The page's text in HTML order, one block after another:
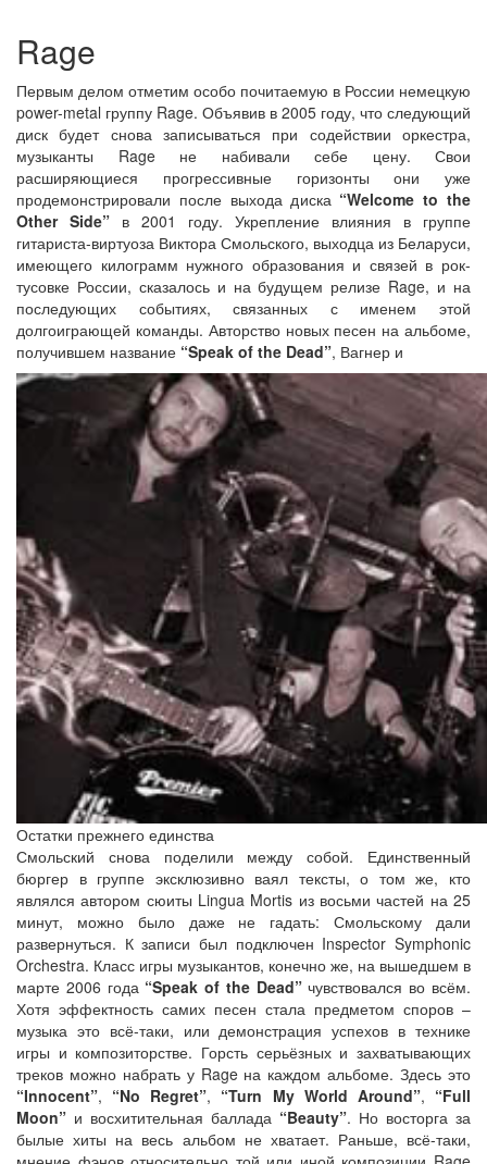
Rage
Первым делом отметим особо почитаемую в России немецкую
power-metal группу Rage. Объявив в 2005 году, что следующий
диск будет снова записываться при содействии оркестра,
музыканты Rage не набивали себе цену. Свои
расширяющиеся прогрессивные горизонты они уже
продемонстрировали после выхода диска “Welcome to the
Other Side” в 2001 году. Укрепление влияния в группе
гитариста-виртуоза Виктора Смольского, выходца из Беларуси,
имеющего килограмм нужного образования и связей в рок-
тусовке России, сказалось и на будущем релизе Rage, и на
последующих событиях, связанных с именем этой
долгоиграющей команды. Авторство новых песен на альбоме,
получившем название “Speak of the Dead”, Вагнер и
Остатки прежнего единства
Смольский снова поделили между собой. Единственный
бюргер в группе эксклюзивно ваял тексты, о том же, кто
являлся автором сюиты Lingua Mortis из восьми частей на 25
минут, можно было даже не гадать: Смольскому дали
развернуться. К записи был подключен Inspector Symphonic
Orchestra. Класс игры музыкантов, конечно же, на вышедшем в
марте 2006 года “Speak of the Dead”чувствовался во всём.
Хотя эффектность самих песен стала предметом споров –
музыка это всё-таки, или демонстрация успехов в технике
игры и композиторстве. Горсть серьёзных и захватывающих
треков можно набрать у Rage на каждом альбоме. Здесь это
“Innocent”, “No Regret”, “Turn My World Around”, “Full
Moon” и восхитительная баллада “Beauty”. Но восторга за
былые хиты на весь альбом не хватает. Раньше, всё-таки,